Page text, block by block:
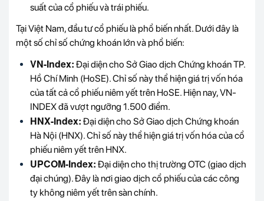
suất của cổ phiếu và trái phiếu.
Tại Việt Nam, đầu tư cổ phiếu là phổ biến nhất. Dưới đây là
một số chỉ số chứng khoán lớn và phổ biến:
VN-Index: Đại diện cho Sở Giao dịch Chứng khoán TP.
Hồ Chí Minh (HoSE). Chỉ số này thể hiện giá trị vốn hóa
của tất cả cổ phiếu niêm yết trên HoSE. Hiện nay, VN-
INDEX đã vượt ngưỡng 1.500 điểm.
HNX-Index: Đại diện cho Sở Giao dịch Chứng khoán
Hà Nội (HNX). Chỉ số này thể hiện giá trị vốn hóa của cổ
phiếu niêm yết trên HNX.
UPCOM-Index: Đại diện cho thị trường OTC (giao dịch
đại chúng). Đây là nơi giao dịch cổ phiếu của các công
ty không niêm yết trên sàn chính.